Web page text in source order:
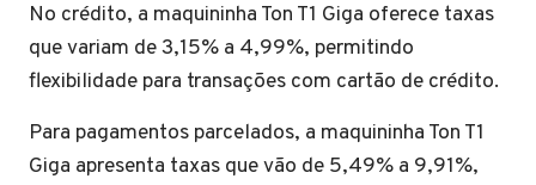
No crédito, a maquininha Ton T1 Giga oferece taxas
que variam de 3,15% a 4,99%, permitindo
flexibilidade para transações com cartão de crédito.
Para pagamentos parcelados, a maquininha Ton T1
Giga apresenta taxas que vão de 5,49% a 9,91%,